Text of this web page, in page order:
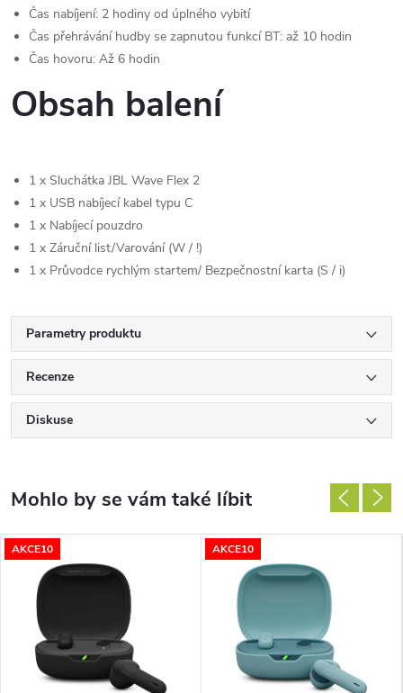
Čas nabíjení: 2 hodiny od úplného vybití
Čas přehrávání hudby se zapnutou funkcí BT: až 10 hodin
Čas hovoru: Až 6 hodin
Obsah balení
1 x Sluchátka JBL Wave Flex 2
1 x USB nabíjecí kabel typu C
1 x Nabíjecí pouzdro
1 x Záruční list/Varování (W / !)
1 x Průvodce rychlým startem/ Bezpečnostní karta (S / i)
Parametry produktu
Recenze
Diskuse
AKCE10 AKCE10